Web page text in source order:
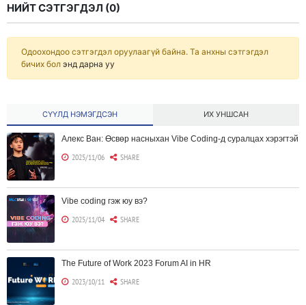
НИЙТ СЭТГЭГДЭЛ (0)
Одоохондоо сэтгэгдэл оруулаагүй байна. Та анхны сэтгэгдэл
бичих бол энд дарна уу
СҮҮЛД НЭМЭГДСЭН ИХ УНШСАН
Алекс Ван: Өсвөр насныхан Vibe Coding-д суралцах хэрэгтэй
2025/11/06 SHARE
Vibe coding гэж юу вэ?
2025/11/04 SHARE
The Future of Work 2023 Forum AI in HR
2023/10/11 SHARE